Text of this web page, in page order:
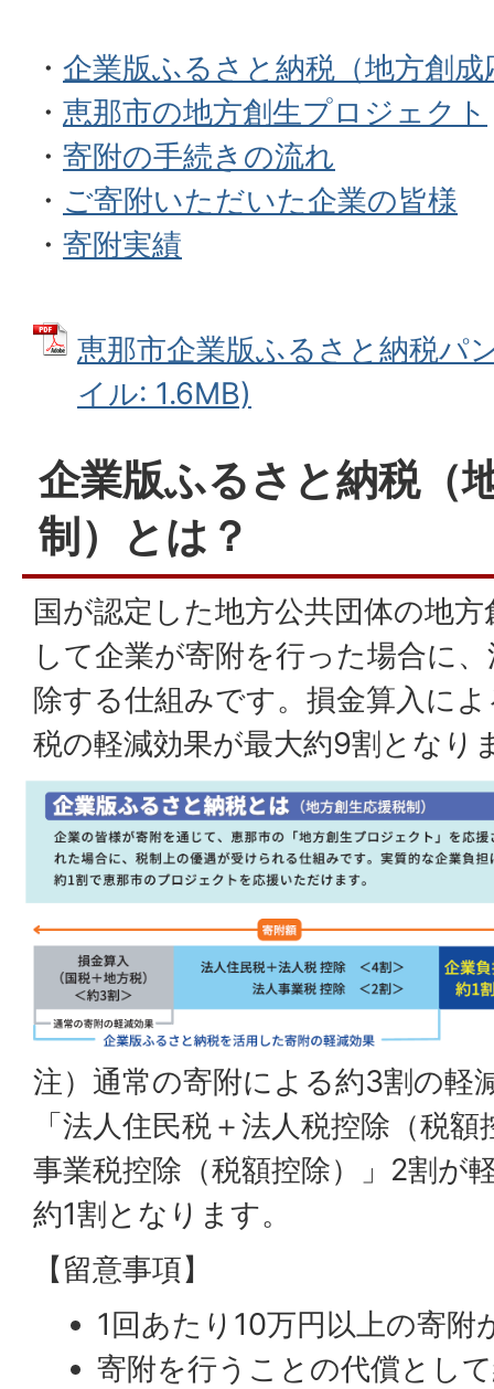
・ 企業版ふるさと納税（地方創
・ 恵那市の地方創生プロジェクト
・ 寄附の手続きの流れ
・ ご寄附いただいた企業の皆様
・ 寄附実績
恵那市企業版ふるさと納税パ
イル: 1.6MB)
企業版ふるさと納税（
制）とは？
国が認定した地⽅公共団体の地
して企業が寄附を⾏った場合に
除する仕組みです。損⾦算⼊に
税の軽減効果が最大約9割となり
注）通常の寄附による約3割の軽
「法人住民税＋法人税控除（税
事業税控除（税額控除）」2割が
約1割となります。
【留意事項】
1回あたり10万円以上の寄附
寄附を行うことの代償とし